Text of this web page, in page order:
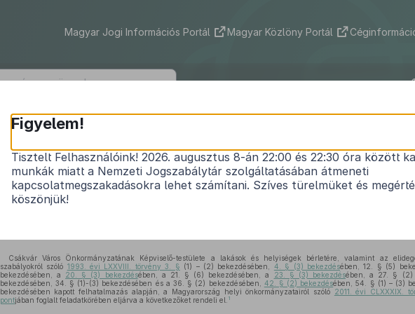
Magyar Jogi Információs Portál Magyar Közlöny Portál
Csákvár Város Önkormányzat Képviselő-
az önkormányzat tulajdonában lévő lakások és egyéb
Csákvár Város Önkormányzatának Képviselő-testülete a lakások és helyiségek bérletére, valamint az
szabályokról szóló 1993. évi LXXVIII. törvény 3. § (1) – (2) bekezdésében, 4. § (3) bekezdésében, 12. § (5)
bekezdésében, a 20. § (3) bekezdésében, a 21. § (6) bekezdésében, a 23. § (3) bekezdésében, a 27. § (2)
bekezdésében, 34. § (1)-(3) bekezdésében és a 36. § (2) bekezdésében, 42. § (2) bekezdésében, 54. § (1) – (3)
bekezdésében kapott felhatalmazás alapján, a Magyarország helyi önkormányzatairól szóló 2011. évi CLXXXIX.
pontjában foglalt feladatkörében eljárva a következőket rendeli el. 1
Figyelem!
Tisztelt Felhasználóink! 2026. augusztus 8-án 22:00 és 22:30 óra között
munkák miatt a Nemzeti Jogszabálytár szolgáltatásában átmeneti
kapcsolatmegszakadásokra lehet számítani. Szíves türelmüket és
köszönjük!